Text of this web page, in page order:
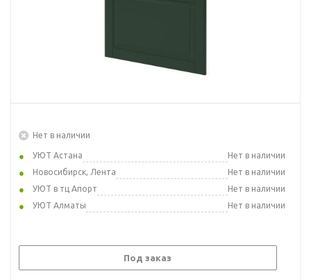
Нет в наличии
УЮТ Астана
Нет в наличии
Новосибирск, Лента
Нет в наличии
УЮТ в тц Апорт
Нет в наличии
УЮТ Алматы
Нет в наличии
Под заказ